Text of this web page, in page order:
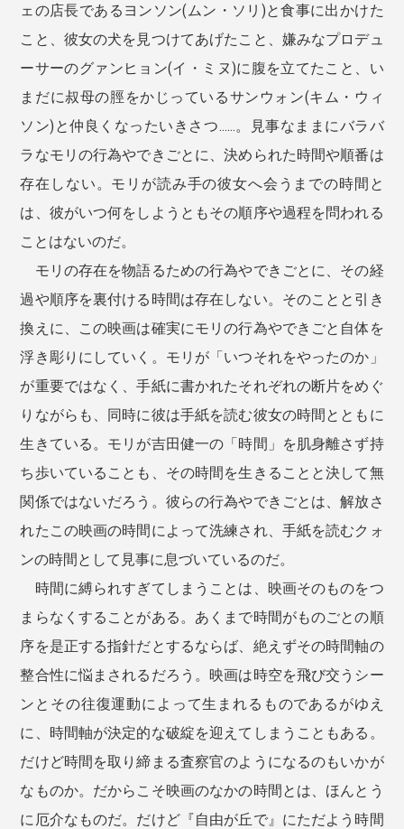
ェの店長であるヨンソン(ムン・ソリ)と食事に出かけた
こと、彼女の犬を見つけてあげたこと、嫌みなプロデュ
ーサーのグァンヒョン(イ・ミヌ)に腹を立てたこと、い
まだに叔母の脛をかじっているサンウォン(キム・ウィ
ソン)と仲良くなったいきさつ......。見事なままにバラバ
ラなモリの行為やできごとに、決められた時間や順番は
存在しない。モリが読み手の彼女へ会うまでの時間と
は、彼がいつ何をしようともその順序や過程を問われる
ことはないのだ。
モリの存在を物語るための行為やできごとに、その経
過や順序を裏付ける時間は存在しない。そのことと引き
換えに、この映画は確実にモリの行為やできごと自体を
浮き彫りにしていく。モリが「いつそれをやったのか」
が重要ではなく、手紙に書かれたそれぞれの断片をめぐ
りながらも、同時に彼は手紙を読む彼女の時間とともに
生きている。モリが吉田健一の「時間」を肌身離さず持
ち歩いていることも、その時間を生きることと決して無
関係ではないだろう。彼らの行為やできごとは、解放さ
れたこの映画の時間によって洗練され、手紙を読むクォ
ンの時間として見事に息づいているのだ。
時間に縛られすぎてしまうことは、映画そのものをつ
まらなくすることがある。あくまで時間がものごとの順
序を是正する指針だとするならば、絶えずその時間軸の
整合性に悩まされるだろう。映画は時空を飛び交うシー
ンとその往復運動によって生まれるものであるがゆえ
に、時間軸が決定的な破綻を迎えてしまうこともある。
だけど時間を取り締まる査察官のようになるのもいかが
なものか。だからこそ映画のなかの時間とは、ほんとう
に厄介なものだ。だけど『自由が丘で』にただよう時間